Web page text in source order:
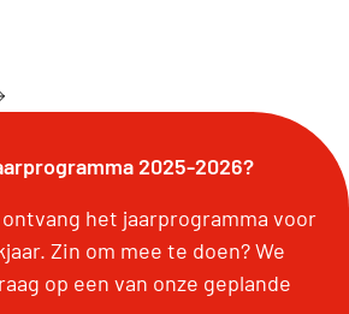
2025-2026?
het jaarprogramma voor
Zin om mee te doen? We
op een van onze geplande